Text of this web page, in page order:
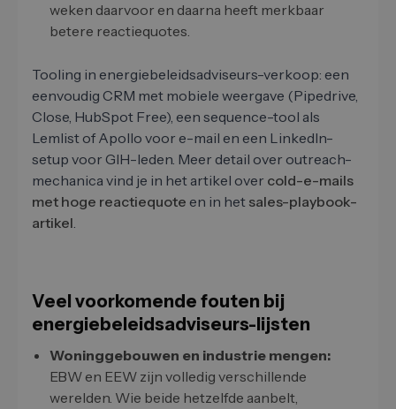
weken daarvoor en daarna heeft merkbaar
betere reactiequotes.
Tooling in energiebeleidsadviseurs-verkoop: een
eenvoudig CRM met mobiele weergave (Pipedrive,
Close, HubSpot Free), een sequence-tool als
Lemlist of Apollo voor e-mail en een LinkedIn-
setup voor GIH-leden. Meer detail over outreach-
mechanica vind je in het artikel over cold-e-mails
met hoge reactiequote en in het sales-playbook-
artikel.
Veel voorkomende fouten bij
energiebeleidsadviseurs-lijsten
Woninggebouwen en industrie mengen:
EBW en EEW zijn volledig verschillende
werelden. Wie beide hetzelfde aanbelt,